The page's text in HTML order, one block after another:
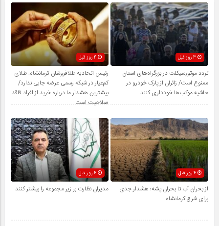
3 روز قبل
تردد موتورسیکلت در بزرگراه‌های استان
ممنوع است/ زائران از پارک خودرو در
حاشیه موکب‌ها خودداری کنند
رئیس اتحادیه طلافروشان کرمانشاه: طلای
کم‌عیار در شبکه رسمی عرضه جایی ندارد/
بیشترین هشدار ما درباره خرید از افراد فاقد
صلاحیت است
4 روز قبل
از بحران آب تا بحران پشه؛ هشدار جدی
برای شرق کرمانشاه
مدیران نظارت بر زیر مجموعه را بیشتر کنند